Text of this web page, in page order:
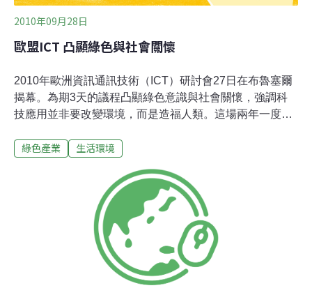
2010年09月28日
歐盟ICT 凸顯綠色與社會關懷
2010年歐洲資訊通訊技術（ICT）研討會27日在布魯塞爾
揭幕。為期3天的議程凸顯綠色意識與社會關懷，強調科
技應用並非要改變環境，而是造福人類。這場兩年一度的
構學者、產業界、創投與各國規劃科研政策等各界人士共
洲聯盟FP計畫國家聯絡據點台灣辦公室（NCP）說，台灣
展示奈米、電信與晶片等多項國家型科技計畫的研發成
果，讓歐盟瞭解台灣的科技實力，也希望能爭取跨領域合
作。NCP表示，台灣與歐盟在ICT的合作日益密切，已有
15項計畫正與歐盟合作中，且台灣的提案經歐盟核可的成
功率接近3成，比歐盟會員國的平均值2成1還高。本屆ICT
研討會特別凸顯綠色概念的重要性，台灣廠商的表現也絲
綠色產業 生活環境